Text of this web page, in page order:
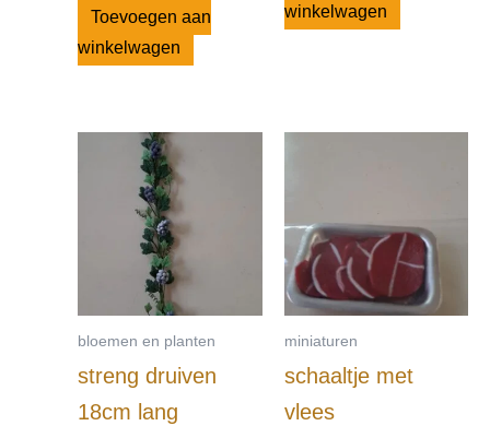
Toevoegen aan
winkelwagen
winkelwagen
bloemen en planten
streng druiven
18cm lang
miniaturen
schaaltje met
vlees